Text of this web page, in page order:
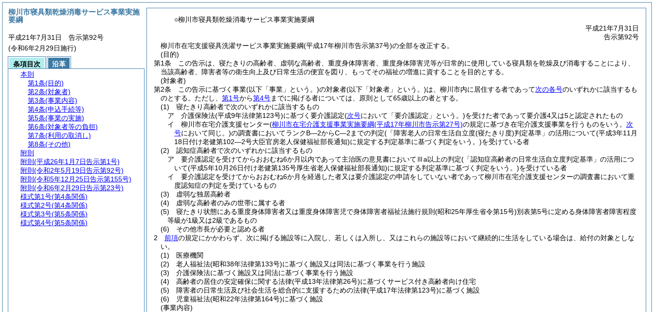
○柳川市寝具類乾燥消毒サービス事業実施要綱
平成21年7月31日
告示第92号
柳川市在宅支援寝具洗濯サービス事業実施要綱(平成17年柳川市告示第37号)の全部を改正する。
(目的)
第1条
この告示は、寝たきりの高齢者、虚弱な高齢者、重度身体障害者、重度身体障害児等が日常的に使用している寝具類を乾燥及び消毒することにより、
当該高齢者、障害者等の衛生向上及び日常生活の便宜を図り、もってその福祉の増進に資することを目的とする。
(対象者)
第2条
この告示に基づく事業(以下「事業」という。)の対象者(以下「対象者」という。)は、柳川市内に居住する者であって次の各号のいずれかに該当するも
のとする。 ただし、 第1号から第4号までに掲げる者については、原則として65歳以上の者とする。
(1)
寝たきり高齢者で次のいずれかに該当するもの
ア
介護保険法(平成9年法律第123号)に基づく要介護認定(次号において「要介護認定」という。)を受けた者であって要介護4又は5と認定されたもの
イ
柳川市在宅介護支援センター(柳川市在宅介護支援事業実施要綱(平成17年柳川市告示第27号)の規定に基づき在宅介護支援事業を行うものをいう。 次
号において同じ。)の調査書においてランクB―2からC―2までの判定(「障害老人の日常生活自立度(寝たきり度)判定基準」の活用について(平成3年11月
18日付け老健第102―2号大臣官房老人保健福祉部長通知)に規定する判定基準に基づく判定をいう。)を受けている者
(2)
認知症高齢者で次のいずれかに該当するもの
ア
要介護認定を受けてからおおむね6か月以内であって主治医の意見書においてⅢa以上の判定(「認知症高齢者の日常生活自立度判定基準」の活用につ
いて(平成5年10月26日付け老健第135号厚生省老人保健福祉部長通知)に規定する判定基準に基づく判定をいう。)を受けている者
イ
要介護認定を受けてからおおむね6か月を経過した者又は要介護認定の申請をしていない者であって柳川市在宅介護支援センターの調査書において重
度認知症の判定を受けているもの
(3)
虚弱な独居高齢者
(4)
虚弱な高齢者のみの世帯に属する者
(5)
寝たきり状態にある重度身体障害者又は重度身体障害児で身体障害者福祉法施行規則 (昭和25年厚生省令第15号)別表第5号に定める身体障害者障害程度
等級が1級又は2級であるもの
(6)
その他市長が必要と認める者
2
前項の規定にかかわらず、次に掲げる施設等に入院し、若しくは入所し、又はこれらの施設等において継続的に生活をしている場合は、給付の対象としな
い。
(1)
医療機関
(2)
老人福祉法(昭和38年法律第133号)に基づく施設又は同法に基づく事業を行う施設
(3)
介護保険法に基づく施設又は同法に基づく事業を行う施設
(4)
高齢者の居住の安定確保に関する法律(平成13年法律第26号)に基づくサービス付き高齢者向け住宅
(5)
障害者の日常生活及び社会生活を総合的に支援するための法律(平成17年法律第123号)に基づく施設
(6)
児童福祉法(昭和22年法律第164号)に基づく施設
(事業内容)
柳川市寝具類乾燥消毒サービス事業実施
要綱
平成21年7月31日 告示第92号
(令和6年2月29日施行)
条項目次
沿革
本則
第1条(目的)
第2条(対象者)
第3条(事業内容)
第4条(申込手続等)
第5条(事業の実施)
第6条(対象者等の負担)
第7条(利用の取消し)
第8条(その他)
附則
附則 (平成26年1月7日告示第1号)
附則 (令和2年5月19日告示第92号)
附則 (令和5年12月25日告示第155号)
附則 (令和6年2月29日告示第23号)
様式第1号(第4条関係)
様式第2号(第4条関係)
様式第3号(第5条関係)
様式第4号(第5条関係)